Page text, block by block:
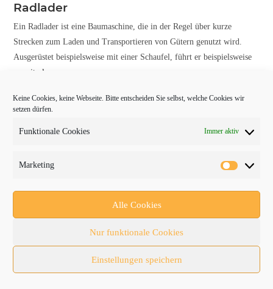
Keine Cookies, keine Webseite. Bitte entscheiden Sie selbst, welche Cookies wir
setzen dürfen.
Funktionale Cookies Immer aktiv
Marketing
Alle Cookies
Nur funktionale Cookies
Einstellungen speichern
Radlader
Ein Radlader ist eine Baumaschine, die in der Regel über kurze
Strecken zum Laden und Transportieren von Gütern genutzt wird.
Ausgerüstet beispielsweise mit einer Schaufel, führt er beispielsweise
...weiterlesen →
Sauerstoff in Gegenwart von Wasser in Verbindung entsteht Rost.